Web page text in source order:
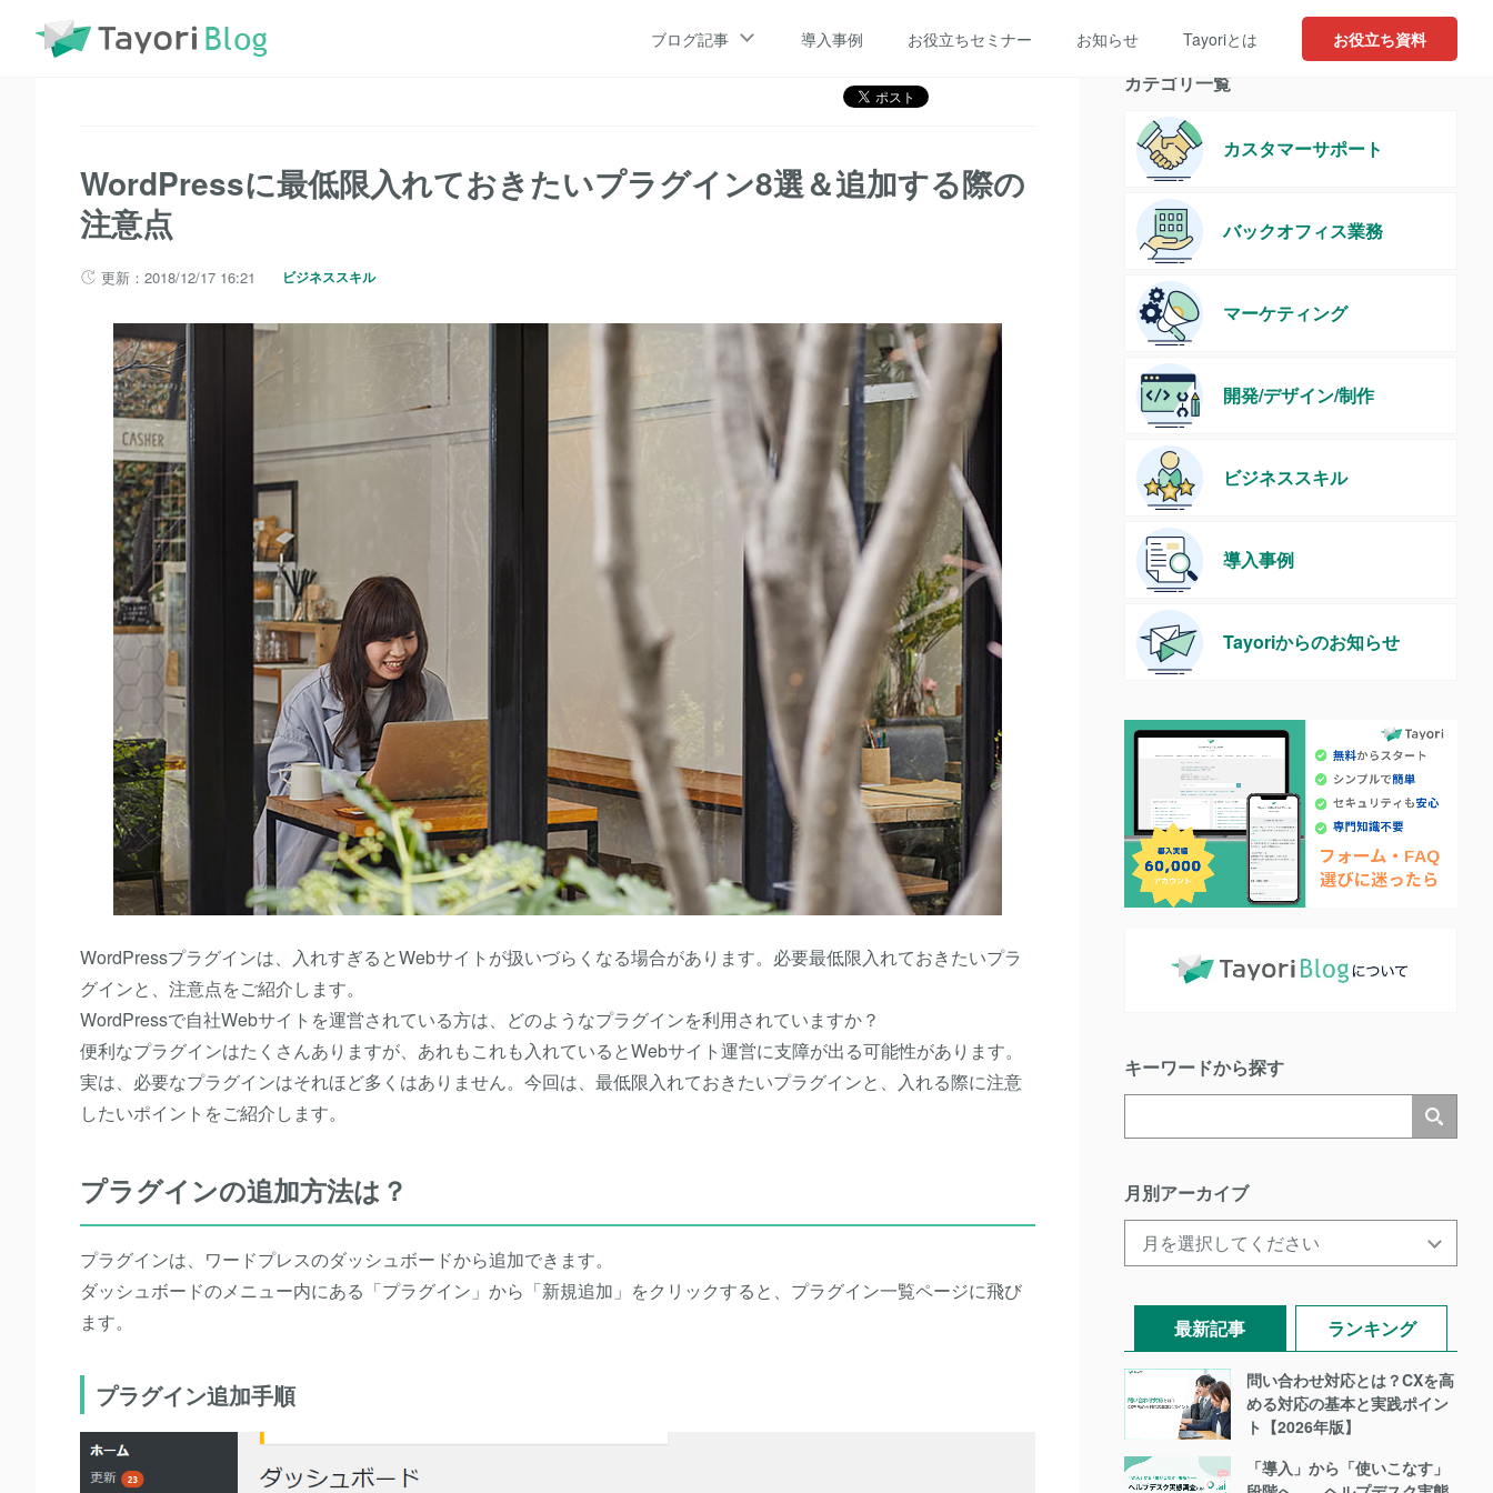
ブログ記事 導入事例 お役立ちセミナー お知らせ Tayoriとは お役立ち資料
TayoriBlog 記事一覧 WordPressに最低限入れておきたいプラグイン8選＆追加する際の注意点
WordPressに最低限入れておきたいプラグイン8選＆追加する際の
注意点
更新：2018/12/17 16:21 ビジネススキル
WordPressプラグインは、入れすぎるとWebサイトが扱いづらくなる場合があります。必要最低限入れておきたいプラ
グインと、注意点をご紹介します。
WordPressで自社Webサイトを運営されている方は、どのようなプラグインを利用されていますか？
便利なプラグインはたくさんありますが、あれもこれも入れているとWebサイト運営に支障が出る可能性があります。
実は、必要なプラグインはそれほど多くはありません。今回は、最低限入れておきたいプラグインと、入れる際に注意
したいポイントをご紹介します。
プラグインの追加方法は？
プラグインは、ワードプレスのダッシュボードから追加できます。
ダッシュボードのメニュー内にある「プラグイン」から「新規追加」をクリックすると、プラグイン一覧ページに飛び
ます。
プラグイン追加手順
カテゴリ一覧
カスタマーサポート
バックオフィス業務
マーケティング
開発/デザイン/制作
ビジネススキル
導入事例
Tayoriからのお知らせ
キーワードから探す
月別アーカイブ
最新記事 ランキング
問い合わせ対応とは？CXを高
める対応の基本と実践ポイン
ト【2026年版】
「導入」から「使いこなす」